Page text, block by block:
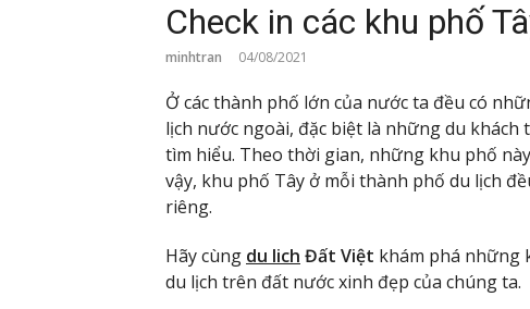
Check in các khu phố
minhtran 04/08/2021
Ở các thành phố lớn của nước ta đều có
lịch nước ngoài, đặc biệt là những du
tìm hiểu. Theo thời gian, những khu phố
vậy, khu phố Tây ở mỗi thành phố du lịch
riêng.
Hãy cùng du lich Đất Việt khám phá những
du lịch trên đất nước xinh đẹp của chúng ta.